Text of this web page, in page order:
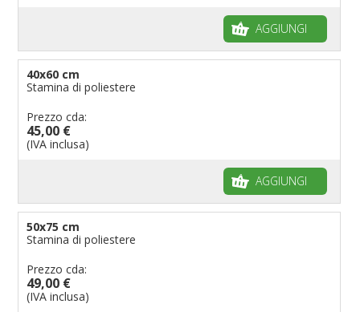
AGGIUNGI
40x60 cm
Stamina di poliestere
Prezzo cda:
45,00 €
(IVA inclusa)
AGGIUNGI
50x75 cm
Stamina di poliestere
Prezzo cda:
49,00 €
(IVA inclusa)